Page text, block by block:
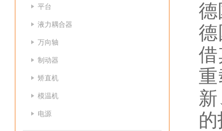
平台
液力耦合器
万向轴
制动器
矫直机
模温机
电源
德